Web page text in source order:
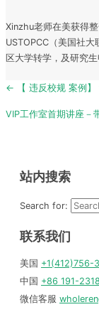
Xinzhu老师在美获得
USTOPCC（美国社
区大学转学，及研究生
Post
← 【 违反校规 案例】
VIP工作室首期讲座－
站内搜索
Search for:
联系我们
美国 +1(412)756-
中国 +86 191-
微信客服